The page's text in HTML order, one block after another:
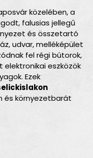
közelében, a
falusias jellegű
és összetartó
udvar, melléképület
fel régi bútorok,
eszközök
Ezek
és környezetbarát